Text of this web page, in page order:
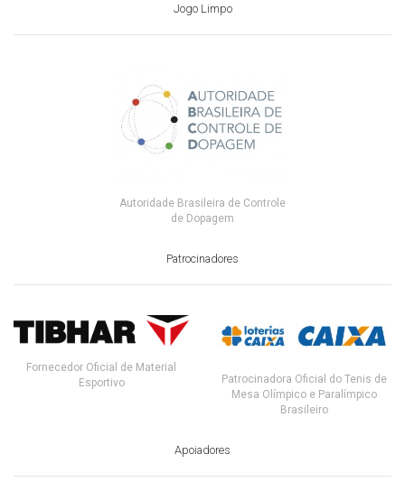
Jogo Limpo
Autoridade Brasileira de Controle
de Dopagem
Patrocinadores
Fornecedor Oficial de Material
Esportivo
Patrocinadora Oficial do Tenis de
Mesa Olímpico e Paralímpico
Brasileiro
Apoiadores